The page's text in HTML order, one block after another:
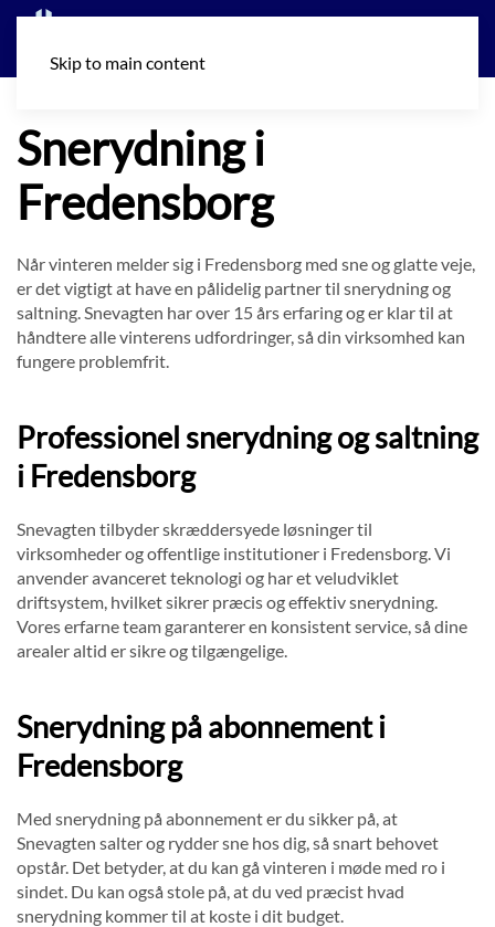
Skip to main content
Snerydning i
Fredensborg
Når vinteren melder sig i Fredensborg med sne og glatte veje,
er det vigtigt at have en pålidelig partner til snerydning og
saltning. Snevagten har over 15 års erfaring og er klar til at
håndtere alle vinterens udfordringer, så din virksomhed kan
fungere problemfrit.
Professionel snerydning og saltning
i Fredensborg
Snevagten tilbyder skræddersyede løsninger til
virksomheder og offentlige institutioner i Fredensborg. Vi
anvender avanceret teknologi og har et veludviklet
driftsystem, hvilket sikrer præcis og effektiv snerydning.
Vores erfarne team garanterer en konsistent service, så dine
arealer altid er sikre og tilgængelige.
Snerydning på abonnement i
Fredensborg
Med snerydning på abonnement er du sikker på, at
Snevagten salter og rydder sne hos dig, så snart behovet
opstår. Det betyder, at du kan gå vinteren i møde med ro i
sindet. Du kan også stole på, at du ved præcist hvad
snerydning kommer til at koste i dit budget.